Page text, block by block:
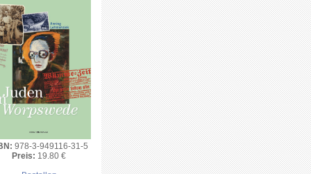
978-3-949116-31-5
Preis: 19.80 €